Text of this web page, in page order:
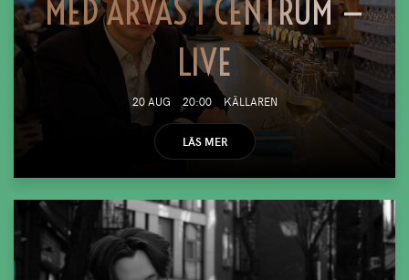
MED ARVAS I CENTRUM —
LIVE
20 AUG 20:00 KÄLLAREN
LÄS MER